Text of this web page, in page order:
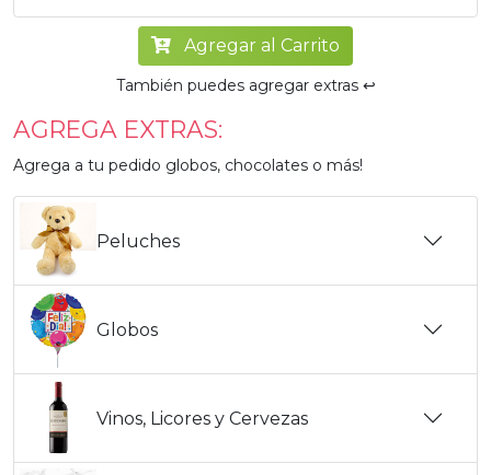
Agregar al Carrito
También puedes agregar extras ↩️
AGREGA EXTRAS:
Agrega a tu pedido globos, chocolates o más!
Peluches
Globos
Vinos, Licores y Cervezas